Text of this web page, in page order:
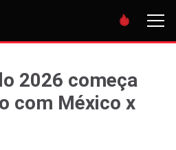
2026 começa
com México x